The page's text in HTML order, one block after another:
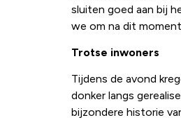
sluiten goed aan bij
we om na dit
Trotse inwoners
Tijdens de avond
donker langs
bijzondere historie